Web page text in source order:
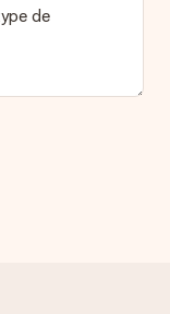
de